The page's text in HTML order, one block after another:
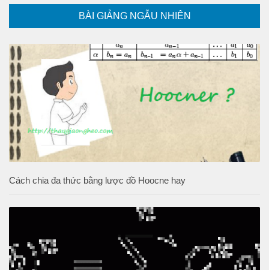
BÀI GIẢNG NGẪU NHIÊN
Cách chia đa thức bằng lược đồ Hoocne hay